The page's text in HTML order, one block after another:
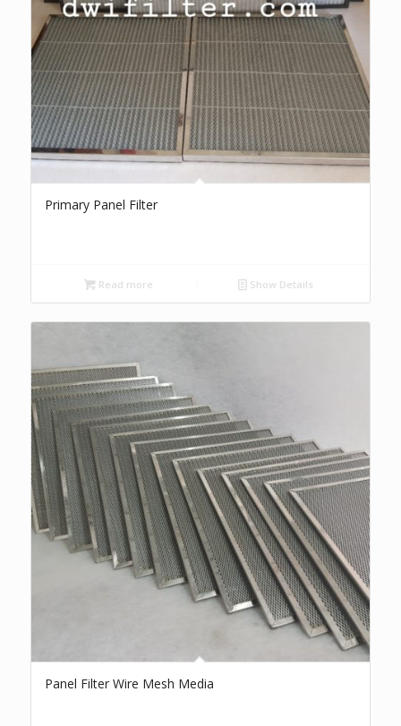
Primary Panel Filter
Read more Show Details
Panel Filter Wire Mesh Media